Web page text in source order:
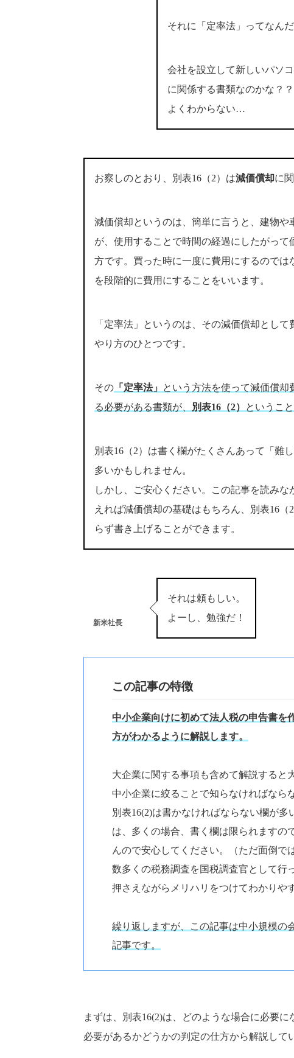
それに「定率法」ってなん
会社を設立して新しいパソ
に関係する書類なのかな？？
よくわからない…
お察しのとおり、別表16（2）は減価償却に
減価償却というのは、簡単に言うと、建物や
が、使用することで時間の経過にしたがって
方です。買った時に一度に費用にするのでは
を段階的に費用にすることをいいます。
「定率法」というのは、その減価償却とし
やり方のひとつです。
その 「定率法」
という方法を使って減価償却
る必要がある書類が、
別表16（2） というこ
別表16（2）は書く欄がたくさんあって「難
多いかもしれません。
しかし、ご安心ください。この記事を読みな
えれば減価償却の基礎はもちろん、別表16（
らず書き上げることができます。
新米社長
それは頼もしい。
よーし、勉強だ！
この記事の特徴
中小企業向けに初めて法人税の申告書を
方がわかるように解説します。
大企業に関する事項も含めて解説すると
中小企業に絞ることで知らなければなら
別表16(2)は書かなければならない欄が
は、多くの場合、書く欄は限られますの
んので安心してください。（ただ面倒で
数多くの税務調査を国税調査官として行
押さえながらメリハリをつけてわかりや
繰り返しますが、この記事は中小規模の
記事です。
まずは、別表16(2)は、どのような場合に必要
必要があるかどうかの判定の仕方から解説して